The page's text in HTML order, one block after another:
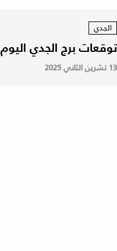
الجدي
توقعات برج الجدي اليوم 13/11/2025
13 تشرين الثاني 2025